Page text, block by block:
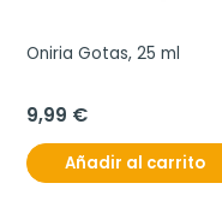
Oniria Gotas, 25 ml
9,99 €
Añadir al carrito